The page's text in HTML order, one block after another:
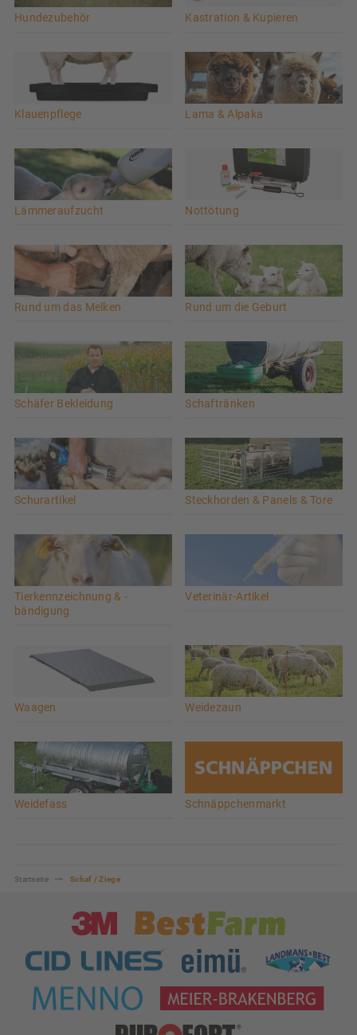
Hundezubehör Kastration & Kupieren
Klauenpflege Lama & Alpaka
Lämmeraufzucht Nottötung
Rund um das Melken Rund um die Geburt
Schäfer Bekleidung Schaftränken
Schurartikel Steckhorden & Panels & Tore
Tierkennzeichnung & -
bändigung
Veterinär-Artikel
Waagen Weidezaun
Weidefass Schnäppchenmarkt
Startseite Schaf / Ziege